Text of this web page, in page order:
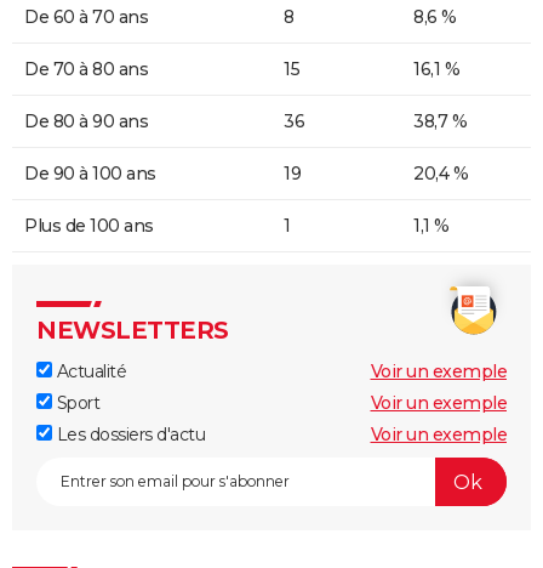
De 60 à 70 ans 8 8,6 %
De 70 à 80 ans 15 16,1 %
De 80 à 90 ans 36 38,7 %
De 90 à 100 ans 19 20,4 %
Plus de 100 ans 1 1,1 %
NEWSLETTERS
Actualité
Voir un exemple
Sport
Voir un exemple
Les dossiers d'actu
Voir un exemple